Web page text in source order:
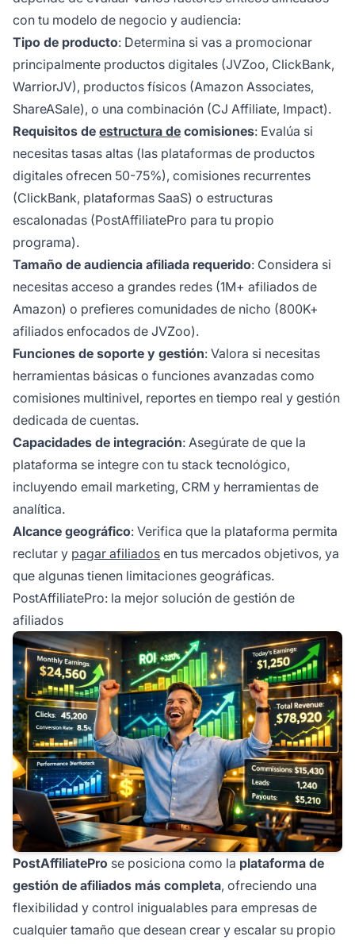
con tu modelo de negocio y audiencia:
Tipo de producto: Determina si vas a promocionar
principalmente productos digitales (JVZoo, ClickBank,
WarriorJV), productos físicos (Amazon Associates,
ShareASale), o una combinación (CJ Affiliate, Impact).
Requisitos de estructura de comisiones: Evalúa si
necesitas tasas altas (las plataformas de productos
digitales ofrecen 50-75%), comisiones recurrentes
(ClickBank, plataformas SaaS) o estructuras
escalonadas (PostAffiliatePro para tu propio
programa).
Tamaño de audiencia afiliada requerido: Considera si
necesitas acceso a grandes redes (1M+ afiliados de
Amazon) o prefieres comunidades de nicho (800K+
afiliados enfocados de JVZoo).
Funciones de soporte y gestión: Valora si necesitas
herramientas básicas o funciones avanzadas como
comisiones multinivel, reportes en tiempo real y gestión
dedicada de cuentas.
Capacidades de integración: Asegúrate de que la
plataforma se integre con tu stack tecnológico,
incluyendo email marketing, CRM y herramientas de
analítica.
Alcance geográfico: Verifica que la plataforma permita
reclutar y pagar afiliados en tus mercados objetivos, ya
que algunas tienen limitaciones geográficas.
PostAffiliatePro: la mejor solución de gestión de
afiliados
PostAffiliatePro se posiciona como la plataforma de
gestión de afiliados más completa, ofreciendo una
flexibilidad y control inigualables para empresas de
cualquier tamaño que desean crear y escalar su propio